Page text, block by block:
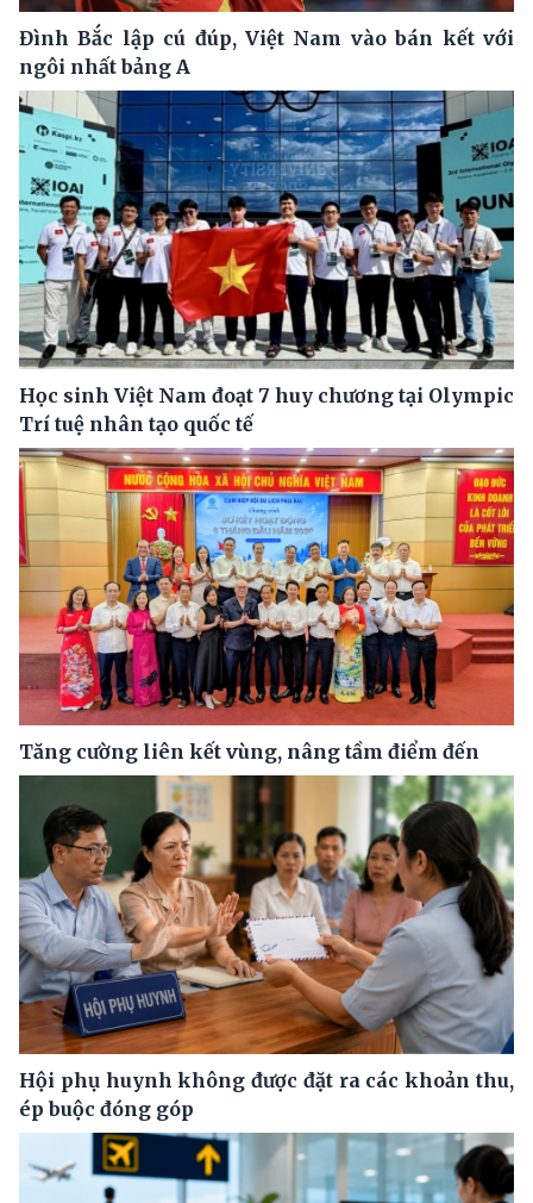
Đình Bắc lập cú đúp, Việt Nam vào bán kết với
ngôi nhất bảng A
Học sinh Việt Nam đoạt 7 huy chương tại Olympic
Trí tuệ nhân tạo quốc tế
Tăng cường liên kết vùng, nâng tầm điểm đến
Hội phụ huynh không được đặt ra các khoản thu,
ép buộc đóng góp